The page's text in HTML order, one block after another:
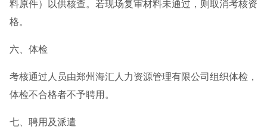
料原件）以供核查。若现场复审材料未通过，则取消考核资
格。
六、体检
考核通过人员由郑州海汇人力资源管理有限公司组织体检，
体检不合格者不予聘用。
七、聘用及派遣